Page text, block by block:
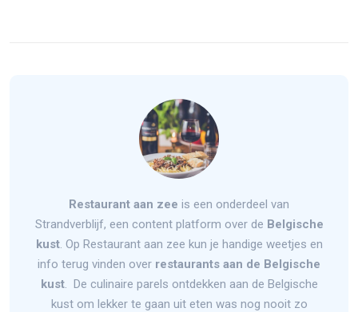
Restaurant aan zee is een onderdeel van
Strandverblijf, een content platform over de Belgische
kust. Op Restaurant aan zee kun je handige weetjes en
info terug vinden over restaurants aan de Belgische
kust. De culinaire parels ontdekken aan de Belgische
kust om lekker te gaan uit eten was nog nooit zo